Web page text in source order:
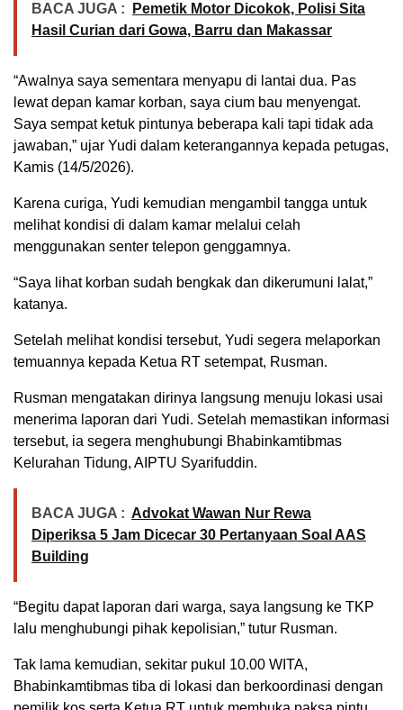
BACA JUGA :
Pemetik Motor Dicokok, Polisi Sita
Hasil Curian dari Gowa, Barru dan Makassar
“Awalnya saya sementara menyapu di lantai dua. Pas
lewat depan kamar korban, saya cium bau menyengat.
Saya sempat ketuk pintunya beberapa kali tapi tidak ada
jawaban,” ujar Yudi dalam keterangannya kepada petugas,
Kamis (14/5/2026).
Karena curiga, Yudi kemudian mengambil tangga untuk
melihat kondisi di dalam kamar melalui celah
menggunakan senter telepon genggamnya.
“Saya lihat korban sudah bengkak dan dikerumuni lalat,”
katanya.
Setelah melihat kondisi tersebut, Yudi segera melaporkan
temuannya kepada Ketua RT setempat, Rusman.
Rusman mengatakan dirinya langsung menuju lokasi usai
menerima laporan dari Yudi. Setelah memastikan informasi
tersebut, ia segera menghubungi Bhabinkamtibmas
Kelurahan Tidung, AIPTU Syarifuddin.
BACA JUGA : Advokat Wawan Nur Rewa
Diperiksa 5 Jam Dicecar 30 Pertanyaan Soal AAS
Building
“Begitu dapat laporan dari warga, saya langsung ke TKP
lalu menghubungi pihak kepolisian,” tutur Rusman.
Tak lama kemudian, sekitar pukul 10.00 WITA,
Bhabinkamtibmas tiba di lokasi dan berkoordinasi dengan